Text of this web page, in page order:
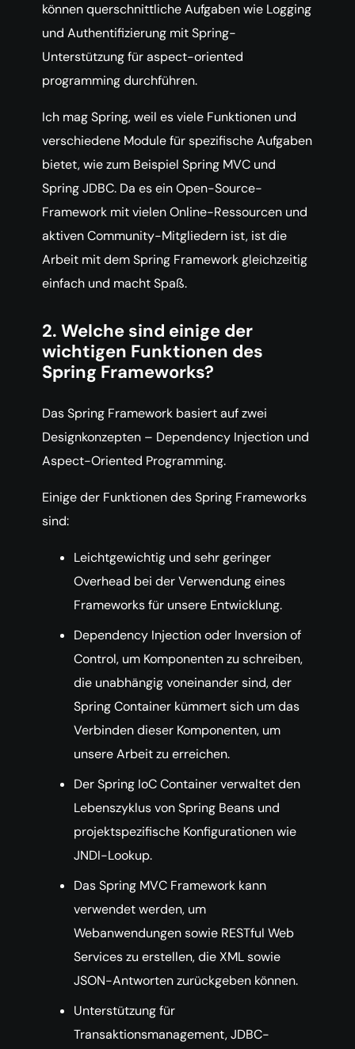
können querschnittliche Aufgaben wie Logging
und Authentifizierung mit Spring-
Unterstützung für aspect-oriented
programming durchführen.
Ich mag Spring, weil es viele Funktionen und
verschiedene Module für spezifische Aufgaben
bietet, wie zum Beispiel Spring MVC und
Spring JDBC. Da es ein Open-Source-
Framework mit vielen Online-Ressourcen und
aktiven Community-Mitgliedern ist, ist die
Arbeit mit dem Spring Framework gleichzeitig
einfach und macht Spaß.
2. Welche sind einige der
wichtigen Funktionen des
Spring Frameworks?
Das Spring Framework basiert auf zwei
Designkonzepten – Dependency Injection und
Aspect-Oriented Programming.
Einige der Funktionen des Spring Frameworks
sind:
Leichtgewichtig und sehr geringer
Overhead bei der Verwendung eines
Frameworks für unsere Entwicklung.
Dependency Injection oder Inversion of
Control, um Komponenten zu schreiben,
die unabhängig voneinander sind, der
Spring Container kümmert sich um das
Verbinden dieser Komponenten, um
unsere Arbeit zu erreichen.
Der Spring IoC Container verwaltet den
Lebenszyklus von Spring Beans und
projektspezifische Konfigurationen wie
JNDI-Lookup.
Das Spring MVC Framework kann
verwendet werden, um
Webanwendungen sowie RESTful Web
Services zu erstellen, die XML sowie
JSON-Antworten zurückgeben können.
Unterstützung für
Transaktionsmanagement, JDBC-